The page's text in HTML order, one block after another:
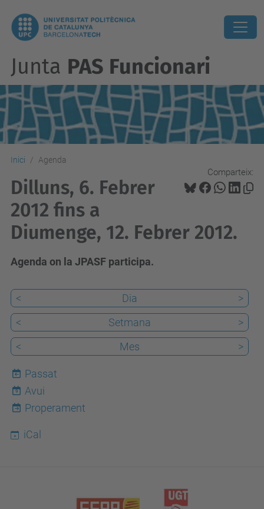
Junta PAS Funcionari
Inici Agenda
Comparteix:
Dilluns, 6. Febrer
2012 fins a
Diumenge, 12. Febrer 2012.
Agenda on la JPASF participa.
< Dia
>
<
Setmana
>
<
Mes >
Passat
9
Avui
Properament
iCal